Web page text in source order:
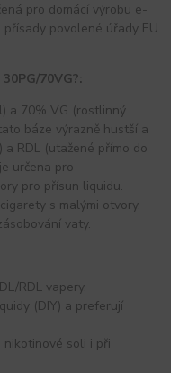
pro domácí výrobu e-
povolené úřady EU
70VG?:
a 70% VG (rostlinný
báze výrazně hustší a
RDL (utažené přímo do
určena pro
pro přísun liquidu.
s malými otvory,
vaty.
RDL vapery.
(DIY) a preferují
soli i při